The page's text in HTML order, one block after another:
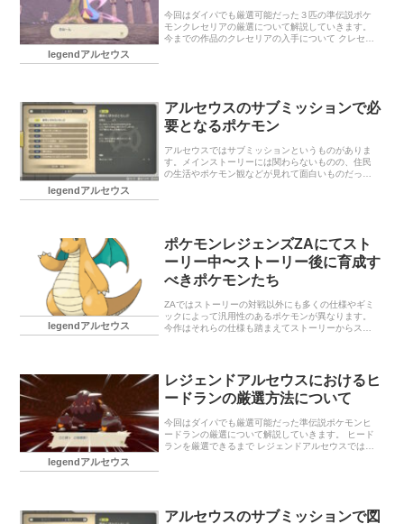
legendアルセウス
今回はダイパでも厳選可能だった３匹の準伝説ポケ
モンクレセリアの厳選について解説していきます。
今までの作品のクレセリアの入手について クレセリ
legendアルセウス
アルセウスのサブミッションで必
要となるポケモン
アルセウスではサブミッションというものがありま
す。メインストーリーには関わらないものの、住民
の生活やポケモン観などが見れて面白いものだった
かなと思います。 必要なポケモンとサブミッション
番号 ケムッソ サブミッション1 コリンク サブミッシ
ョン3 ブイゼル サブミッション4 イシツブテ 12 ヒ
ポポタス♂♀ 24 ミミロル 25 じめんタイプ 27 仲の
legendアルセウス
ポケモンレジェンズZAにてスト
ーリー中〜ストーリー後に育成す
べきポケモンたち
ZAではストーリーの対戦以外にも多くの仕様やギミ
ックによって汎用性のあるポケモンが異なります。
今作はそれらの仕様も踏まえてストーリーからスト
legendアルセウス
レジェンドアルセウスにおけるヒ
ードランの厳選方法について
今回はダイパでも厳選可能だった準伝説ポケモンヒ
ードランの厳選について解説していきます。 ヒード
ランを厳選できるまで レジェンドアルセウスでは伝
アルセウスのサブミッションで図